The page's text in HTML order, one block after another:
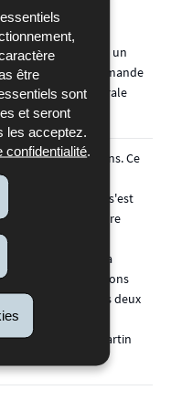
être
sont
et seront
les acceptez.
confidentialité
de facture
le toit
se termine par un
référence à la flamande
la pièce centrale
anciennes.
village de vignerons. Ce
rue d'une
exceptionnelle s'est
de part et d'autre
ruisseau
de la Côte. La
des Arts et Traditions
est installée dans deux
maisons de
Eglise Saint-Martin